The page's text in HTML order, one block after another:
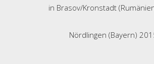
in Brasov/Kronstadt
Nördlingen (Bayern)